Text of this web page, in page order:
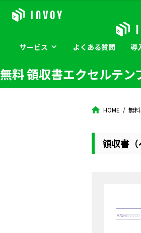
サービス よくある質問 導
無料 領収書エクセルテン
HOME 無
領収書